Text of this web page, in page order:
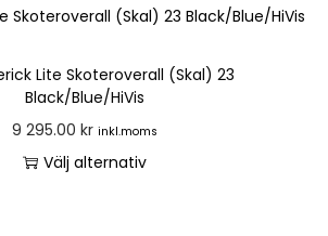
Lite Skoteroverall (Skal) 23
Black/Blue/HiVis
9 295.00 kr inkl.moms
Välj alternativ